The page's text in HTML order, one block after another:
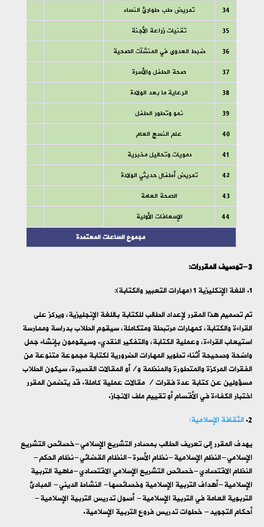
34
تمريض طب طوارئ النساء
35
تقنيات زراعة الأجنة
36
ضبط العدوى في المنشآت الصحية
37
صحة الطفل والأسرة
38
الرعاية ما بعد الولادة
39
نمو وتطور الطفل
40
علم النسج العام
41
دمويات وتحاليل مخبرية
42
تمريض أطفال حديثي الولادة
43
الصحة العامة
44
الإسعافات الأولية
مجموع الساعات المعتمدة
3-توصيف المقررات:
اللغة الإنكليزية 1 (مهارات التعبير والكتابة):
تم تصميم هذا المقرر لإعداد الطالب للكتابة باللغة الإنجليزية، ويركز على
القراءة والكتابة، كمهارات مرتبطة ومتكاملة، سيقوم الطلاب بدراسة وممارسة
استيعاب القراءة، وعملية الكتابة، والتفكير النقدي. وسيقومون بإنشاء جمل
واضحة وصحيحة أثناء تطوير المهارات الضرورية لكتابة مجموعة متنوعة من
الفقرات المركزة والمتطورة والمنظمة و/أو المقالات القصيرة، سيكون الطلاب
مسؤولين عن كتابة عدة فقرات / مقالات عملية كاملة. قد يتضمن المقرر
اختبار الكفاءة في الأقسام أو تقييم ملف الانجاز.
الثقافة الإسلامية:
يهدف المقرر إلى تعريف الطالب بمصادر التشريع الإسلامي-خصائص التشريع
الإسلامي-النظم الإسلامية-نظام الأسرة-النظام القضائي-نظام الحكم-
النظام الاقتصادي-خصائص التشريع الإسلامي الاقتصادي-ماهية التربية
الإسلامية-أهداف التربية الإسلامية وخصائصها- النشاط الديني- المبادئ
التربوية العامة في التربية الإسلامية- أصول تدريس التربية الإسلامية-
أحكام التجويد- خطوات تدريس فروع التربية الإسلامية.